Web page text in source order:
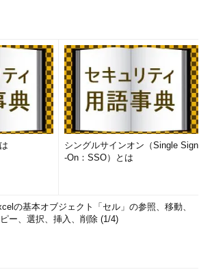
シングルサインオン（Single Sign
-On：SSO）とは
の基本オブジェクト「セル」の参照、移動、
ー、選択、挿入、削除 (1/4)